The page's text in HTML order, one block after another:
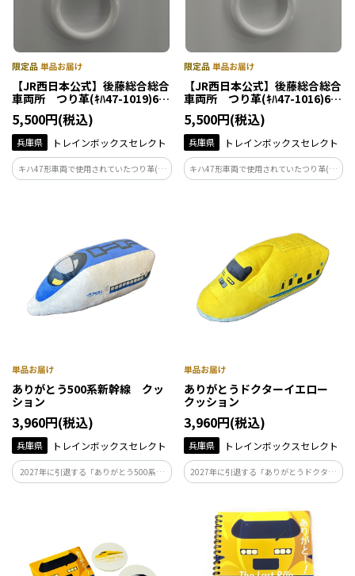
【JR西日本公式】後藤総合総合
車両所 つり革(ｷﾊ47-1019)6本
セット(ショートサイズ)
5,500円(税込)
兵庫県 トレインボックスセレクト
キハ47形車両で使用されていたつり革(ｷﾊ
47-1019)を6本セットにして販売します。
【JR西日本公式】後藤総合総合
車両所 つり革(ｷﾊ47-1016)6本
セット(ショートサイズ)
5,500円(税込)
兵庫県 トレインボックスセレクト
キハ47形車両で使用されていたつり革(ｷﾊ
47-1016)を6本セットにして販売します。
ありがとう500系新幹線 クッ
ション
3,960円(税込)
兵庫県 トレインボックスセレクト
2027年に引退する「ありがとう500系新
幹線」シリーズ♪
ありがとうドクターイエロー
クッション
3,960円(税込)
兵庫県 トレインボックスセレクト
2027年に引退する「ありがとうドクター
イエロー」シリーズ♪